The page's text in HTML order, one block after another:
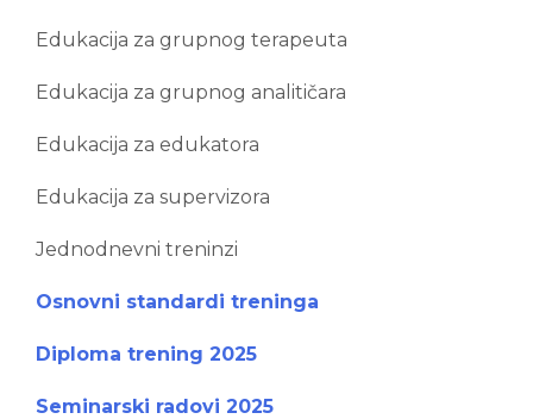
Edukacija za grupnog terapeuta
Edukacija za grupnog analitičara
Edukacija za edukatora
Edukacija za supervizora
Jednodnevni treninzi
Osnovni standardi treninga
Diploma trening 2025
Seminarski radovi 2025